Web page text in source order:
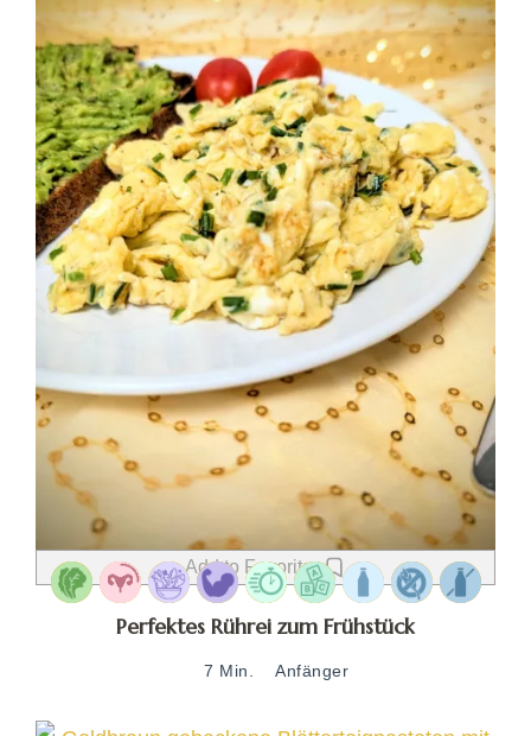
Add to Favorites
Perfektes Rührei zum Frühstück
7 Min. Anfänger